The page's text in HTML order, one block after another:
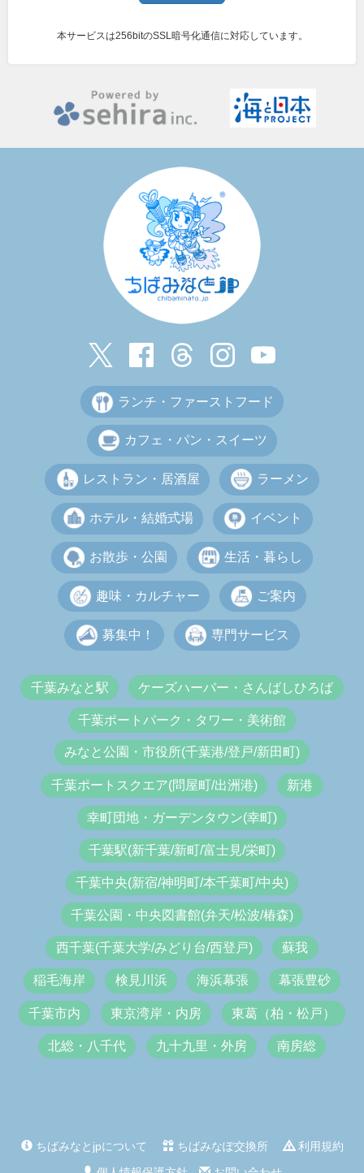
本サービスは256bitのSSL暗号化通信に対応しています。
ランチ・ファーストフード
カフェ・パン・スイーツ
レストラン・居酒屋 ラーメン
ホテル・結婚式場 イベント
お散歩・公園 生活・暮らし
趣味・カルチャー ご案内
募集中！ 専門サービス
千葉みなと駅 ケーズハーバー・さんばしひろば
千葉ポートパーク・タワー・美術館
みなと公園・市役所(千葉港/登戸/新田町)
千葉ポートスクエア(問屋町/出洲港) 新港
幸町団地・ガーデンタウン(幸町)
千葉駅(新千葉/新町/富士見/栄町)
千葉中央(新宿/神明町/本千葉町/中央)
千葉公園・中央図書館(弁天/松波/椿森)
西千葉(千葉大学/みどり台/西登戸) 蘇我
稲毛海岸 検見川浜 海浜幕張 幕張豊砂
千葉市内 東京湾岸・内房 東葛（柏・松戸）
北総・八千代 九十九里・外房 南房総
ちばみなとjpについて ちばみなぽ交換所
利用規約